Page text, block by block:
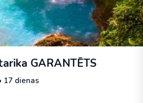
GARANTĒTS
17 dienas